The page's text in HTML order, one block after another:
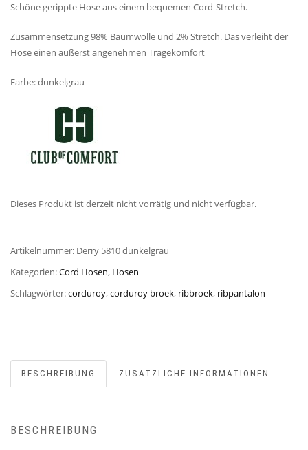
Schöne gerippte Hose aus einem bequemen Cord-Stretch.
Zusammensetzung 98% Baumwolle und 2% Stretch. Das verleiht der
Hose einen äußerst angenehmen Tragekomfort
Farbe: dunkelgrau
Dieses Produkt ist derzeit nicht vorrätig und nicht verfügbar.
Artikelnummer: Derry 5810 dunkelgrau
Kategorien:Cord Hosen, Hosen
Schlagwörter:corduroy,corduroy broek, ribbroek, ribpantalon
BESCHREIBUNG ZUSÄTZLICHE INFORMATIONEN
BESCHREIBUNG